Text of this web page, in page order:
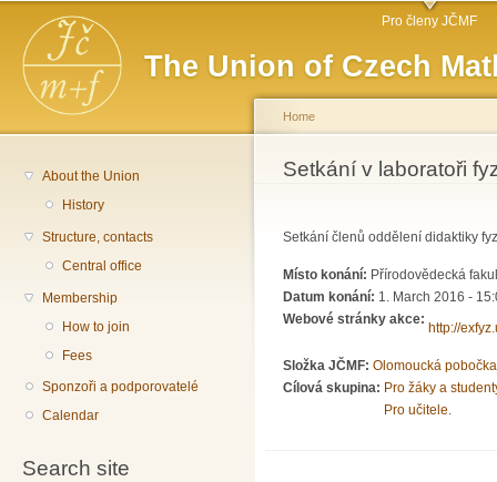
The Union of Czech
Main menu Pro členy JČMF
About the Union
History
Structure, contacts
Central office
Membership
How to join
Fees
Sponzoři a podporovatelé
Calendar
Search site
You are here
Home
Setkání v laboratoři
Setkání členů oddělení didaktiky
Místo konání: Přírodovědecká
Datum konání: 1. March 2016 -
Webové stránky akce:
http://
Složka JČMF: Olomoucká pobočka
Cílová skupina: Pro žáky a
Pro učitele.